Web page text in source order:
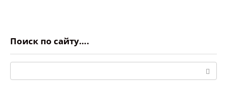
Поиск по сайту….
Поиск: